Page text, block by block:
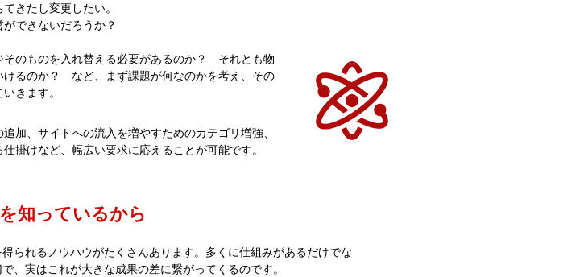
きたし変更したい。
できないだろうか？
そのものを入れ替える必要があるのか？ それとも物
るのか？ など、まず課題が何なのかを考え、その
きます。
加、サイトへの流入を増やすためのカテゴリ増強、
掛けなど、幅広い要求に応えることが可能です。
知っているから
られるノウハウがたくさんあります。多くに仕組みがあるだけでな
、実はこれが大きな成果の差に繋がってくるのです。